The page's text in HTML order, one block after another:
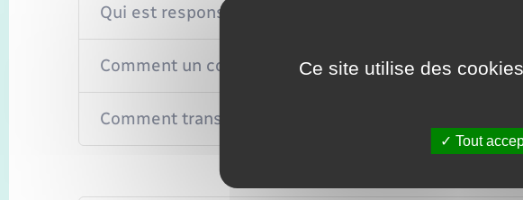
Qui est responsable en cas d'incident de paiement ?
Comment un compte joint peut-il être fermé ?
Comment transformer un compte joint en compte
Ce site utilise des
Tout